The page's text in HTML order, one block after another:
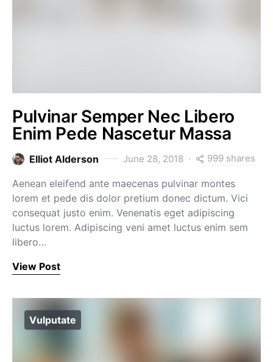
Pulvinar Semper Nec Libero
Enim Pede Nascetur Massa
Elliot Alderson June 28, 2018 999 shares
Aenean eleifend ante maecenas pulvinar montes
lorem et pede dis dolor pretium donec dictum. Vici
consequat justo enim. Venenatis eget adipiscing
luctus lorem. Adipiscing veni amet luctus enim sem
libero…
View Post
Vulputate